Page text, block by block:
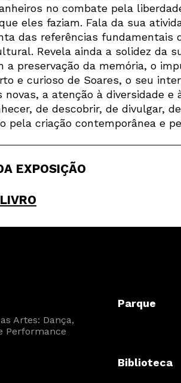
no combate pela
eles faziam. Fala da sua
das referências fundamentais
Revela ainda a solidez da
a preservação da memória, o
e curioso de Soares, o seu
novas, a atenção à diversidade e
de descobrir, de divulgar,
pela criação contemporânea e
EXPOSIÇÃO
Artes: Dança,
Performance
Parque
Biblioteca
Interesses